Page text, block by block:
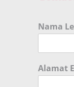
Nama
Alamat